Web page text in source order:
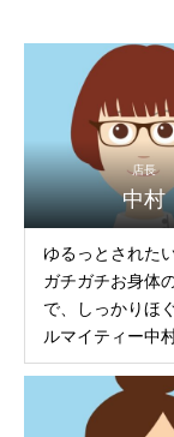
店長
中村
ゆるっとされた
ガチガチお身体
で、しっかりほ
ルマイティー中
^)